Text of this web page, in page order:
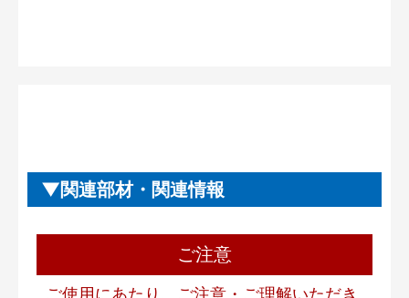
関連部材・関連情報
ご注意
ご使用にあたり、ご注意・ご理解いただき